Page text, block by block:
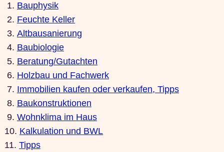
1. Bauphysik
2. Feuchte Keller
3. Altbausanierung
4. Baubiologie
5. Beratung/Gutachten
6. Holzbau und Fachwerk
7. Immobilien kaufen oder verkaufen, Tipps
8. Baukonstruktionen
9. Wohnklima im Haus
10. Kalkulation und BWL
11. Tipps